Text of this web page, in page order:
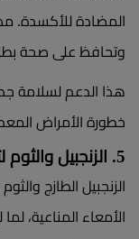
المضادة للأكسدة.
وتحافظ على صحة
هذا الدعم لسلامة
خطورة الأمراض
5. الزنجبيل والثوم لتعزيز المناعة
الزنجبيل الطازج
الأمعاء المناعية،